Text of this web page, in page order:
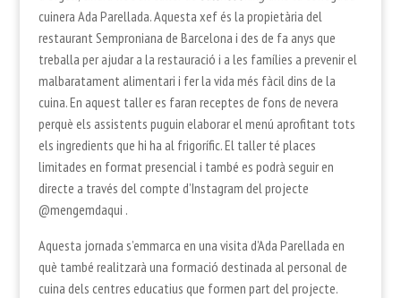
cuinera Ada Parellada. Aquesta xef és la propietària del
restaurant Semproniana de Barcelona i des de fa anys que
treballa per ajudar a la restauració i a les famílies a prevenir el
malbaratament alimentari i fer la vida més fàcil dins de la
cuina. En aquest taller es faran receptes de fons de nevera
perquè els assistents puguin elaborar el menú aprofitant tots
els ingredients que hi ha al frigorífic. El taller té places
limitades en format presencial i també es podrà seguir en
directe a través del compte d’Instagram del projecte
@mengemdaqui .
Aquesta jornada s’emmarca en una visita d’Ada Parellada en
què també realitzarà una formació destinada al personal de
cuina dels centres educatius que formen part del projecte.